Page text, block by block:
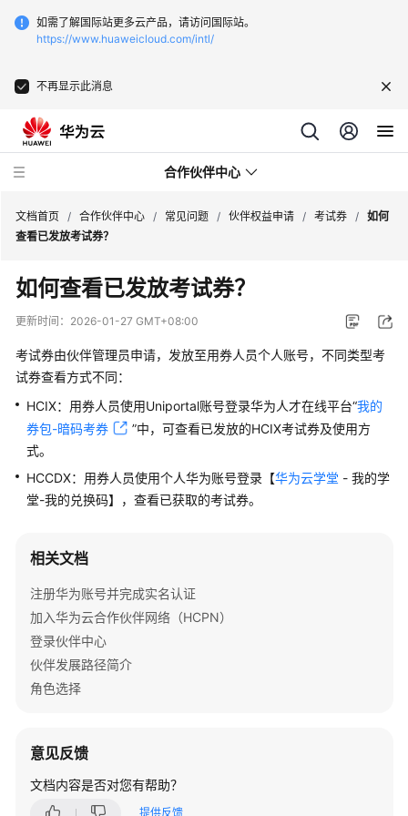
如需了解国际站更多云产品，请访问国际站。
https://www.huaweicloud.com/intl/
不再显示此消息
合作伙伴中心
用
户
指
常
问
题
概
览
语
缩
略
语
解
释
华
为
云
文档首页 / 合作伙伴中心 / 常见问题 / 伙伴权益申请 / 考试券 / 如何
查看已发放考试券？
如何查看已发放考试券？
更新时间： 2026-01-27 GMT+08:00
考试券由伙伴管理员申请，发放至用券人员个人账号，不同类型考
试券查看方式不同：
HCIX：用券人员使用Uniportal账号登录华为人才在线平台“我的
券包-暗码考券
”中，可查看已发放的HCIX考试券及使用方
式。
HCCDX：用券人员使用个人华为账号登录【华为云学堂 - 我的学
堂-我的兑换码】
，查看已获取的考试券。
相关文档
注册华为账号并完成实名认证
加入华为云合作伙伴网络（HCPN）
登录伙伴中心
伙伴发展路径简介
角色选择
意见反馈
文档内容是否对您有帮助？
提供反馈